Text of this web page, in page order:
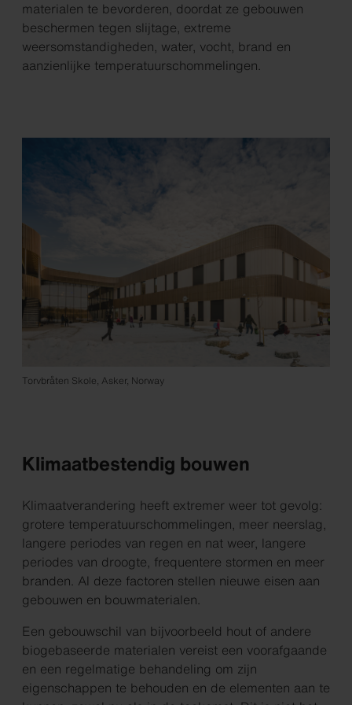
materialen te bevorderen, doordat ze gebouwen
beschermen tegen slijtage, extreme
weersomstandigheden, water, vocht, brand en
aanzienlijke temperatuurschommelingen.
Torvbråten Skole, Asker, Norway
Klimaatbestendig bouwen
Klimaatverandering heeft extremer weer tot gevolg:
grotere temperatuurschommelingen, meer neerslag,
langere periodes van regen en nat weer, langere
periodes van droogte, frequentere stormen en meer
branden. Al deze factoren stellen nieuwe eisen aan
gebouwen en bouwmaterialen.
Een gebouwschil van bijvoorbeeld hout of andere
biogebaseerde materialen vereist een voorafgaande
en een regelmatige behandeling om zijn
eigenschappen te behouden en de elementen aan te